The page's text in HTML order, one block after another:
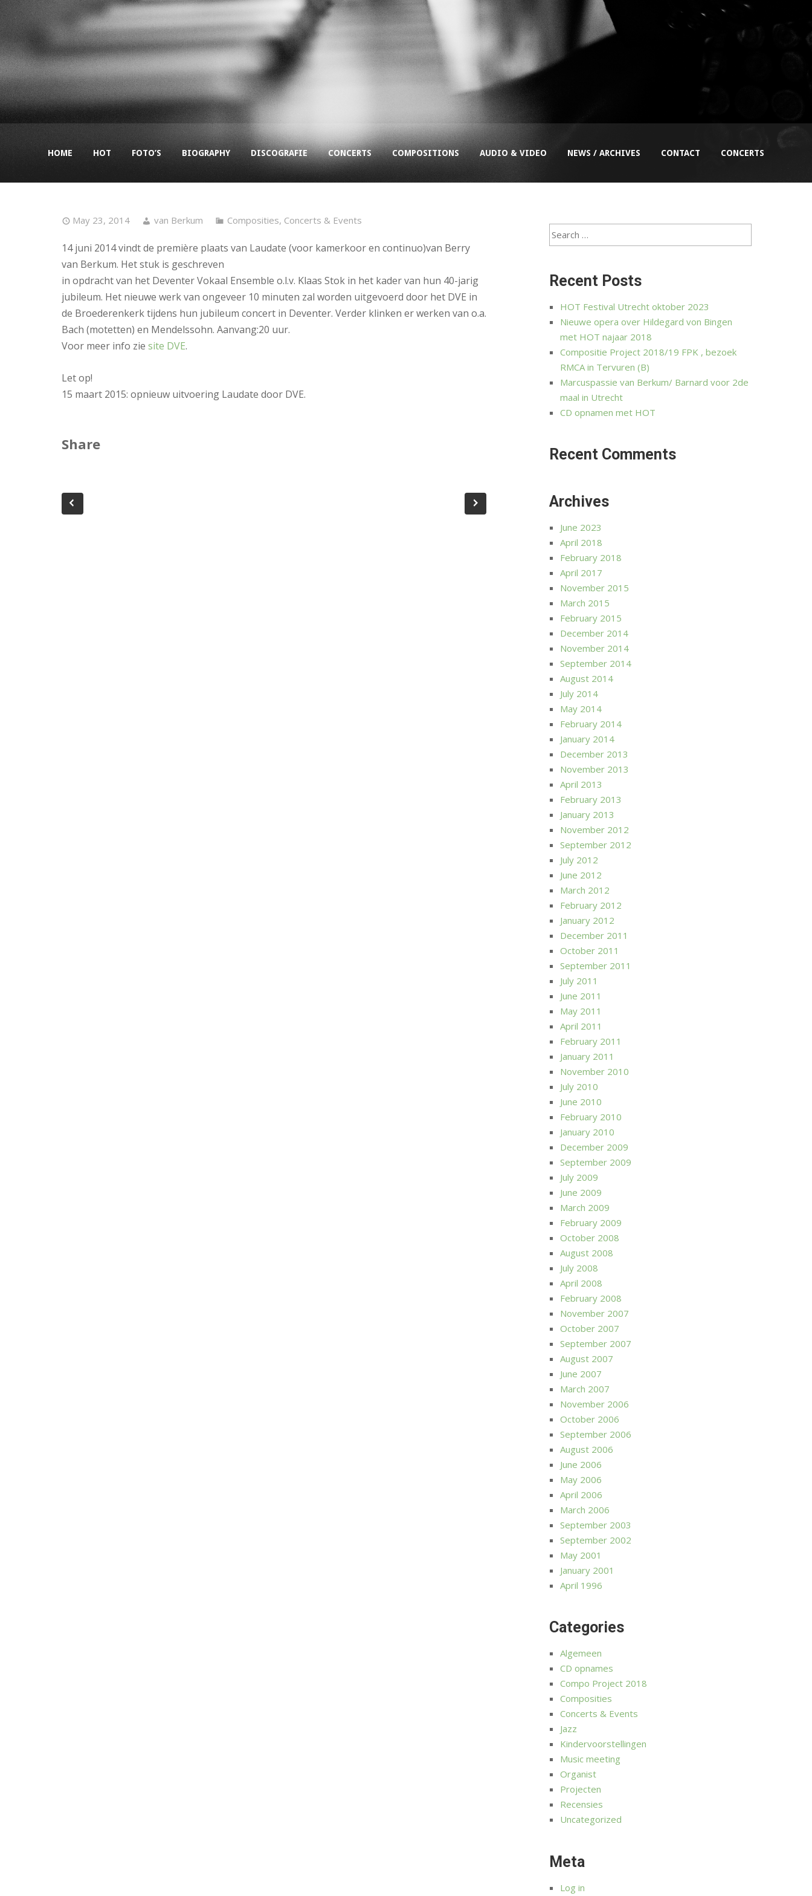
HOME HOT FOTO’S BIOGRAPHY DISCOGRAFIE CONCERTS COMPOSITIONS AUDIO & VIDEO NEWS / ARCHIVES CONTACT CONCERTS
May 23, 2014 van Berkum Composities, Concerts & Events
14 juni 2014 vindt de première plaats van Laudate (voor kamerkoor en continuo)van Berry
van Berkum. Het stuk is geschreven
in opdracht van het Deventer Vokaal Ensemble o.l.v. Klaas Stok in het kader van hun 40-jarig
jubileum. Het nieuwe werk van ongeveer 10 minuten zal worden uitgevoerd door het DVE in
de Broederenkerk tijdens hun jubileum concert in Deventer. Verder klinken er werken van o.a.
Bach (motetten) en Mendelssohn. Aanvang:20 uur.
Voor meer info zie site DVE.
Let op!
15 maart 2015: opnieuw uitvoering Laudate door DVE.
Share
Recent Posts
HOT Festival Utrecht oktober 2023
Nieuwe opera over Hildegard von Bingen
met HOT najaar 2018
Compositie Project 2018/19 FPK , bezoek
RMCA in Tervuren (B)
Marcuspassie van Berkum/ Barnard voor 2de
maal in Utrecht
CD opnamen met HOT
Recent Comments
Archives
June 2023
April 2018
February 2018
April 2017
November 2015
March 2015
February 2015
December 2014
November 2014
September 2014
August 2014
July 2014
May 2014
February 2014
January 2014
December 2013
November 2013
April 2013
February 2013
January 2013
November 2012
September 2012
July 2012
June 2012
March 2012
February 2012
January 2012
December 2011
October 2011
September 2011
July 2011
June 2011
May 2011
April 2011
February 2011
January 2011
November 2010
July 2010
June 2010
February 2010
January 2010
December 2009
September 2009
July 2009
June 2009
March 2009
February 2009
October 2008
August 2008
July 2008
April 2008
February 2008
November 2007
October 2007
September 2007
August 2007
June 2007
March 2007
November 2006
October 2006
September 2006
August 2006
June 2006
May 2006
April 2006
March 2006
September 2003
September 2002
May 2001
January 2001
April 1996
Categories
Algemeen
CD opnames
Compo Project 2018
Composities
Concerts & Events
Jazz
Kindervoorstellingen
Music meeting
Organist
Projecten
Recensies
Uncategorized
Meta
Log in